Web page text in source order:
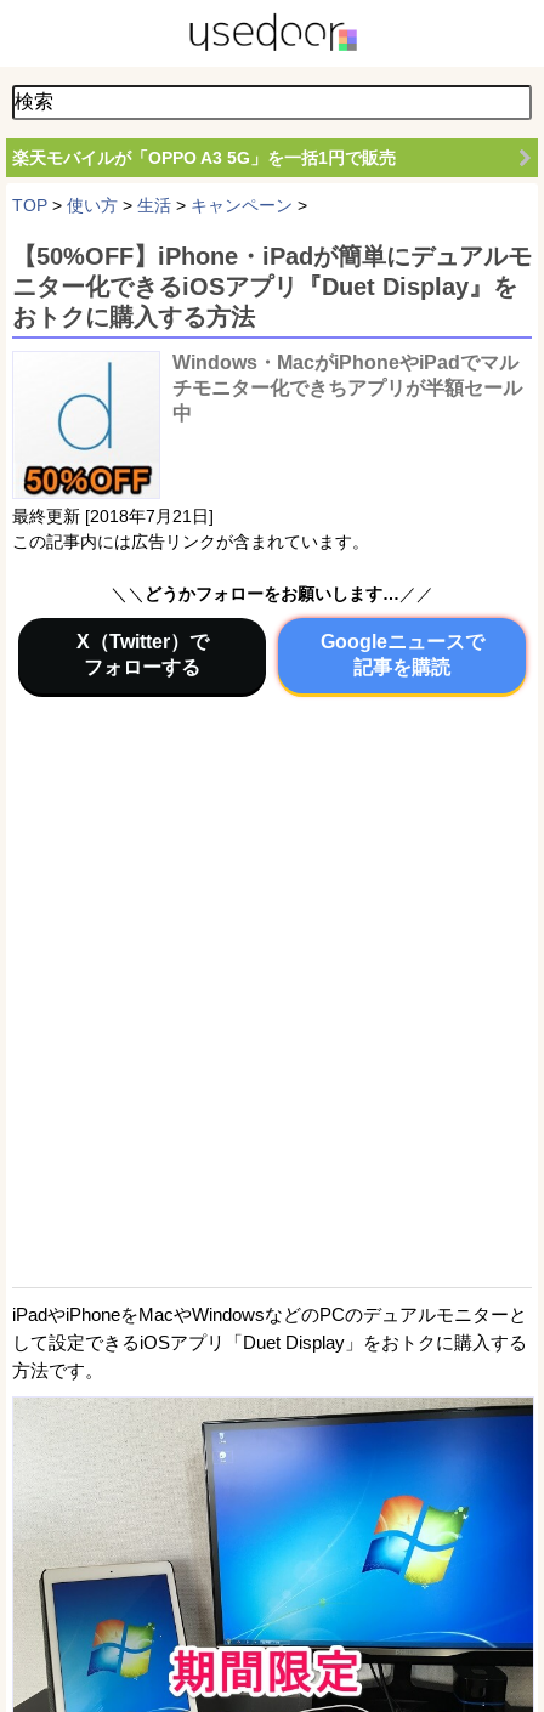
楽天モバイルが「OPPO A3 5G」を一括1円で販売
TOP > 使い方 > 生活 > キャンペーン >
【50%OFF】iPhone・iPadが簡単にデュアルモ
ニター化できるiOSアプリ『Duet Display』を
おトクに購入する方法
Windows・MacがiPhoneやiPadでマル
チモニター化できちアプリが半額セール
中
最終更新 [2018年7月21日]
この記事内には広告リンクが含まれています。
＼＼ どうかフォローをお願いします… ／／
X（Twitter）で
フォローする
Googleニュースで
記事を購読
iPadやiPhoneをMacやWindowsなどのPCのデュアルモニターと
して設定できるiOSアプリ「Duet Display」をおトクに購入する
方法です。